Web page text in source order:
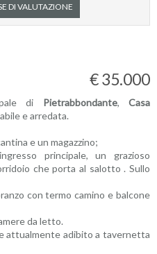
DI VALUTAZIONE
€ 35.000
di Pietrabbondante,Casa
e arredata.
e un magazzino;
principale, un grazioso
che porta al salotto . Sullo
con termo camino e balcone
da letto.
attualmente adibito a tavernetta